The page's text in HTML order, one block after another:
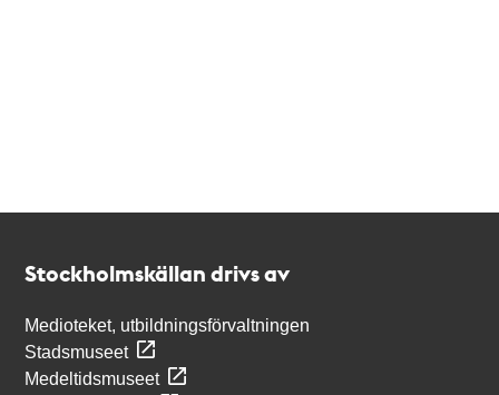
Stockholmskällan drivs av
Medioteket, utbildningsförvaltningen
Stadsmuseet
Medeltidsmuseet